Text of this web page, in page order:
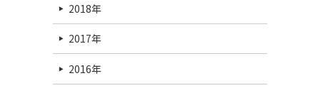
2018年
2017年
2016年